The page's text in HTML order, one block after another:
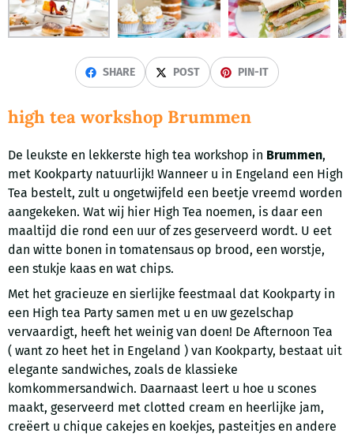
SHARE POST PIN-IT
high tea workshop Brummen
De leukste en lekkerste high tea workshop in Brummen,
met Kookparty natuurlijk! Wanneer u in Engeland een High
Tea bestelt, zult u ongetwijfeld een beetje vreemd worden
aangekeken. Wat wij hier High Tea noemen, is daar een
maaltijd die rond een uur of zes geserveerd wordt. U eet
dan witte bonen in tomatensaus op brood, een worstje,
een stukje kaas en wat chips.
Met het gracieuze en sierlijke feestmaal dat Kookparty in
een High tea Party samen met u en uw gezelschap
vervaardigt, heeft het weinig van doen! De Afternoon Tea
( want zo heet het in Engeland ) van Kookparty, bestaat uit
elegante sandwiches, zoals de klassieke
komkommersandwich. Daarnaast leert u hoe u scones
maakt, geserveerd met clotted cream en heerlijke jam,
creëert u chique cakejes en koekjes, pasteitjes en andere